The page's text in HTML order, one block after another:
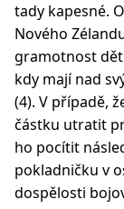
tady kapesné.
Nového
gramotnost
kdy mají nad
(4). V případě,
částku utratit
ho pocítit
pokladničku v
dospělosti